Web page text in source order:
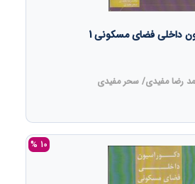
داخلی فضای مسکونی 1
رضا مفیدی/ سحر مفیدی
10 %